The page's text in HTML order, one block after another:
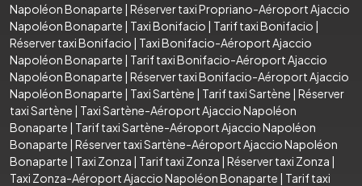
Napoléon Bonaparte | Réserver taxi Propriano-Aéroport Ajaccio
Napoléon Bonaparte | Taxi Bonifacio | Tarif taxi Bonifacio |
Réserver taxi Bonifacio | Taxi Bonifacio-Aéroport Ajaccio
Napoléon Bonaparte | Tarif taxi Bonifacio-Aéroport Ajaccio
Napoléon Bonaparte | Réserver taxi Bonifacio-Aéroport Ajaccio
Napoléon Bonaparte | Taxi Sartène | Tarif taxi Sartène | Réserver
taxi Sartène | Taxi Sartène-Aéroport Ajaccio Napoléon
Bonaparte | Tarif taxi Sartène-Aéroport Ajaccio Napoléon
Bonaparte | Réserver taxi Sartène-Aéroport Ajaccio Napoléon
Bonaparte | Taxi Zonza | Tarif taxi Zonza | Réserver taxi Zonza |
Taxi Zonza-Aéroport Ajaccio Napoléon Bonaparte | Tarif taxi